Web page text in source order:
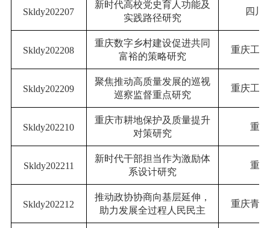
Skldy202207
新时代高校党史育人功能及
实践路径研究
四川
Skldy202208
重庆数字乡村建设促进共同
富裕的策略研究
重庆工
Skldy202209
聚焦推动高质量发展的巡视
巡察监督重点研究
重庆工
Skldy202210
重庆市耕地保护及质量提升
对策研究
重
Skldy202211
新时代干部担当作为激励体
系设计研究
重
Skldy202212
推动政协协商向基层延伸，
助力发展全过程人民民主
重庆青